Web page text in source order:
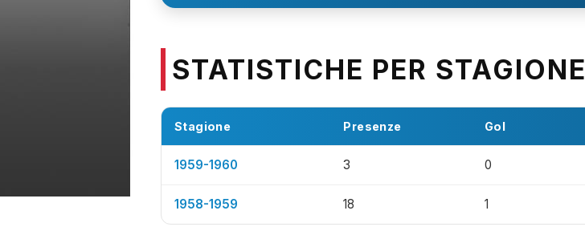
STATISTICHE PER STAGIONE
Stagione Presenze Gol
1959-1960 3 0
1958-1959 18 1